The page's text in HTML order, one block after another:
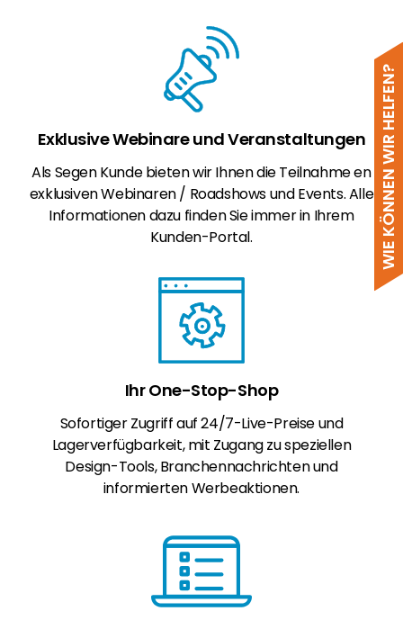
WIE KÖNNEN WIR HELFEN?
Exklusive Webinare und Veranstaltungen
Als Segen Kunde bieten wir Ihnen die Teilnahme en
exklusiven Webinaren / Roadshows und Events. Alle
Informationen dazu finden Sie immer in Ihrem
Kunden-Portal.
Ihr One-Stop-Shop
Sofortiger Zugriff auf 24/7-Live-Preise und
Lagerverfügbarkeit, mit Zugang zu speziellen
Design-Tools, Branchennachrichten und
informierten Werbeaktionen.